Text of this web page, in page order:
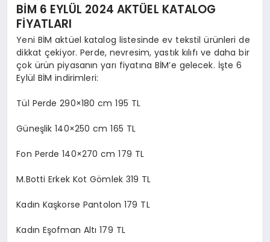
BİM 6 EYLÜL 2024 AKTÜEL KATALOG
FİYATLARI
Yeni BİM aktüel katalog listesinde ev tekstil ürünleri de
dikkat çekiyor. Perde, nevresim, yastık kılıfı ve daha bir
çok ürün piyasanın yarı fiyatına BİM’e gelecek. İşte 6
Eylül BİM indirimleri:
Tül Perde 290×180 cm 195 TL
Güneşlik 140×250 cm 165 TL
Fon Perde 140×270 cm 179 TL
M.Botti Erkek Kot Gömlek 319 TL
Kadın Kaşkorse Pantolon 179 TL
Kadın Eşofman Altı 179 TL